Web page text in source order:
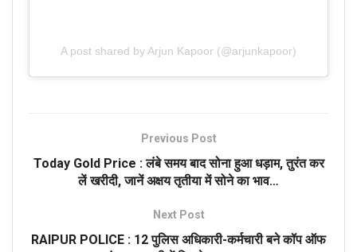
A post shared by Arjun Kapoor (@arjunkapoor)
Previous Post
Today Gold Price : लंबे समय बाद सोना हुआ धड़ाम, तुरंत कर
लें खरीदी, जानें अक्षय तृतीया में सोने का भाव…
Next Post
RAIPUR POLICE : 12 पुलिस अधिकारी-कर्मचारी बने कॉप ऑफ